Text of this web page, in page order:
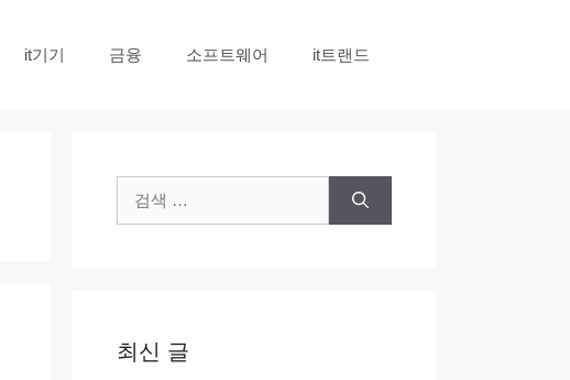
it기기 금융 소프트웨어 it트랜드
색:
최신 글